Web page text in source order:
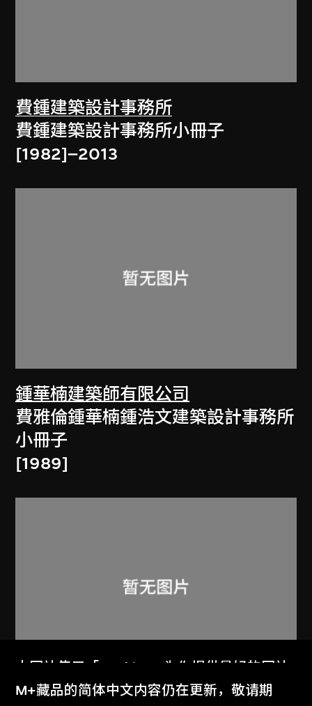
費鍾建築設計事務所
費鍾建築設計事務所小冊子
[1982]–2013
鍾華楠建築師有限公司
費雅倫鍾華楠鍾浩文建築設計事務所
小冊子
[1989]
本网站使用「Cookies」为你提供最好的网站
体验。
M+藏品的简体中文内容仍在更新，敬请期